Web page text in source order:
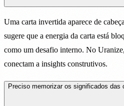
Uma carta invertida aparece de
sugere que a energia da carta está
como um desafio interno. No
conectam a insights construtivos.
Preciso memorizar os significados das